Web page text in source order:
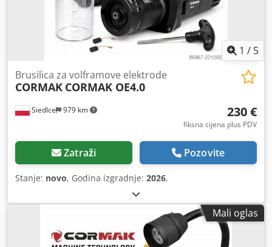
1 / 5
Siedlce 979 km
Brusilica za volframove elektrode
CORMAK CORMAK OE4.0
230 €
fiksna cijena plus PDV
Zatraži Pozovite
Stanje: novo, Godina izgradnje: 2026,
Mali oglas